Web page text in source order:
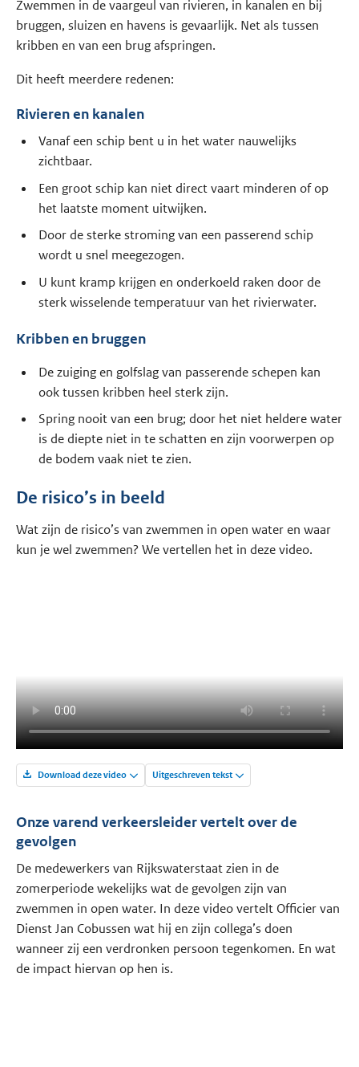
Zwemmen in de vaargeul van rivieren, in kanalen en bij
bruggen, sluizen en havens is gevaarlijk. Net als tussen
kribben en van een brug afspringen.
Dit heeft meerdere redenen:
Rivieren en kanalen
Vanaf een schip bent u in het water nauwelijks
zichtbaar.
Een groot schip kan niet direct vaart minderen of op
het laatste moment uitwijken.
Door de sterke stroming van een passerend schip
wordt u snel meegezogen.
U kunt kramp krijgen en onderkoeld raken door de
sterk wisselende temperatuur van het rivierwater.
Kribben en bruggen
De zuiging en golfslag van passerende schepen kan
ook tussen kribben heel sterk zijn.
Spring nooit van een brug; door het niet heldere water
is de diepte niet in te schatten en zijn voorwerpen op
de bodem vaak niet te zien.
De risico’s in beeld
Wat zijn de risico’s van zwemmen in open water en waar
kun je wel zwemmen? We vertellen het in deze video.
Download deze video Uitgeschreven tekst
Onze varend verkeersleider vertelt over de
gevolgen
De medewerkers van Rijkswaterstaat zien in de
zomerperiode wekelijks wat de gevolgen zijn van
zwemmen in open water. In deze video vertelt Officier van
Dienst Jan Cobussen wat hij en zijn collega’s doen
wanneer zij een verdronken persoon tegenkomen. En wat
de impact hiervan op hen is.